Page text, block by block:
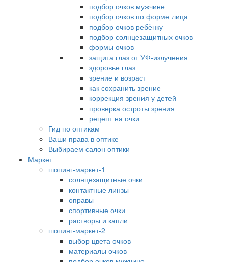
подбор очков мужчине
подбор очков по форме лица
подбор очков ребёнку
подбор солнцезащитных очков
формы очков
защита глаз от УФ-излучения
здоровье глаз
зрение и возраст
как сохранить зрение
коррекция зрения у детей
проверка остроты зрения
рецепт на очки
Гид по оптикам
Ваши права в оптике
Выбираем салон оптики
Маркет
шопинг-маркет-1
солнцезащитные очки
контактные линзы
оправы
спортивные очки
растворы и капли
шопинг-маркет-2
выбор цвета очков
материалы очков